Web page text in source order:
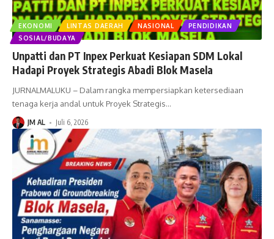
EKONOMI LINTAS DAERAH NASIONAL
PENDIDIKAN
SOSIAL/BUDAYA
Unpatti dan PT Inpex Perkuat Kesiapan SDM Lokal
Hadapi Proyek Strategis Abadi Blok Masela
JURNALMALUKU – Dalam rangka mempersiapkan ketersediaan
tenaga kerja andal untuk Proyek Strategis…
JM AL Juli 6, 2026